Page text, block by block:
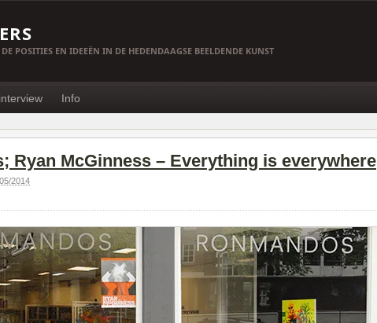
POSITIES EN IDEEËN IN DE HEDENDAAGSE BEELDENDE KUNST
interview Info
Ryan McGinness – Everything is everywhere
2014